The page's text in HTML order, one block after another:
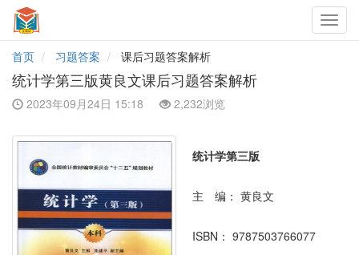
首页
习题答案 课后习题答案解析
统计学第三版黄良文课后习题答案解析
2023年09月24日 15:18 2,232浏览
统计学第三版
主 编： 黄良文
ISBN： 9787503766077